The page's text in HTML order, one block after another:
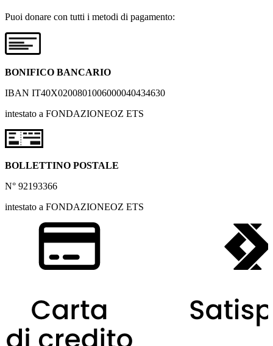
Puoi donare con tutti i metodi di pagamento:
BONIFICO BANCARIO
IBAN IT40X0200801006000040434630
intestato a FONDAZIONEOZ ETS
BOLLETTINO POSTALE
N° 92193366
intestato a FONDAZIONEOZ ETS